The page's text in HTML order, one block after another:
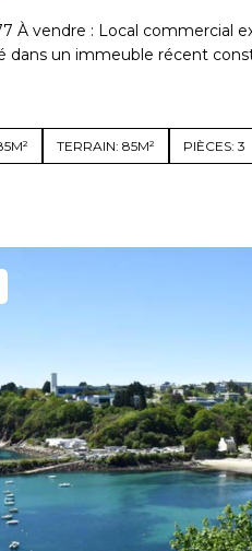
À vendre : Local commercial
dans un immeuble récent
TERRAIN: 85M² PIÈCES: 3